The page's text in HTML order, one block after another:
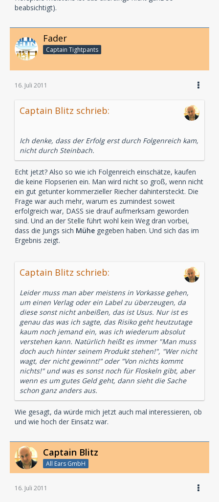
beabsichtigt).
Fader
Captain Tightpants
16. Juli 2011
Captain Blitz schrieb:
Ich denke, dass der Erfolg erst durch Folgenreich kam,
nicht durch Steinbach.
Echt jetzt? Also so wie ich Folgenreich einschätze, kaufen
die keine Flopserien ein. Man wird nicht so groß, wenn nicht
ein gut getunter kommerzieller Riecher dahintersteckt. Die
Frage war auch mehr, warum es zumindest soweit
erfolgreich war, DASS sie drauf aufmerksam geworden
sind. Und an der Stelle führt wohl kein Weg dran vorbei,
dass die Jungs sich Mühe gegeben haben. Und sich das im
Ergebnis zeigt.
Captain Blitz schrieb:
Leider muss man aber meistens in Vorkasse gehen,
um einen Verlag oder ein Label zu überzeugen, da
diese sonst nicht anbeißen, das ist Usus. Nur ist es
genau das was ich sagte, das Risiko geht heutzutage
kaum noch jemand ein, was ich wiederum absolut
verstehen kann. Natürlich heißt es immer "Man muss
doch auch hinter seinem Produkt stehen!", "Wer nicht
wagt, der nicht gewinnt!" oder "Von nichts kommt
nichts!" und was es sonst noch für Floskeln gibt, aber
wenn es um gutes Geld geht, dann sieht die Sache
schon ganz anders aus.
Wie gesagt, da würde mich jetzt auch mal interessieren, ob
und wie hoch der Einsatz war.
Captain Blitz
All Ears GmbH
16. Juli 2011